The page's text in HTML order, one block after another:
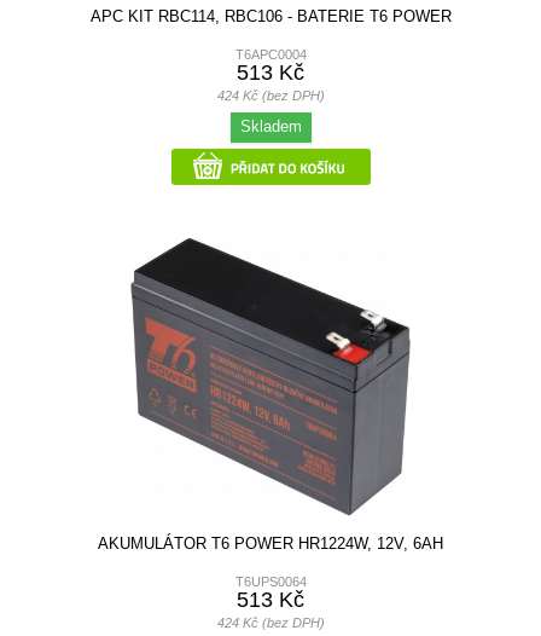
APC KIT RBC114, RBC106 - BATERIE T6 POWER
T6APC0004
513 Kč
424 Kč (bez DPH)
Skladem
AKUMULÁTOR T6 POWER HR1224W, 12V, 6AH
T6UPS0064
513 Kč
424 Kč (bez DPH)